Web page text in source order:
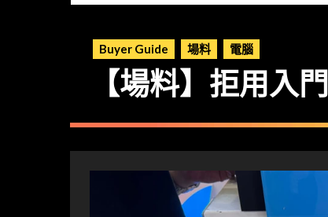
Buyer Guide 場料 電腦
【場料】拒用入